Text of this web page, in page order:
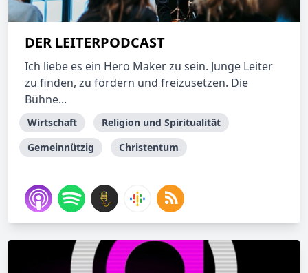
DER LEITERPODCAST
Ich liebe es ein Hero Maker zu sein. Junge Leiter
zu finden, zu fördern und freizusetzen. Die
Bühne...
Wirtschaft
Religion und Spiritualität
Gemeinnützig
Christentum